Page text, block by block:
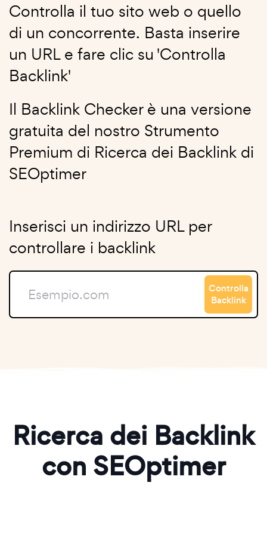
Controlla il tuo sito web o quello
di un concorrente. Basta inserire
un URL e fare clic su 'Controlla
Backlink'
Il Backlink Checker è una versione
gratuita del nostro Strumento
Premium di Ricerca dei Backlink di
SEOptimer
Inserisci un indirizzo URL per
controllare i backlink
Controlla
Backlink
Ricerca dei Backlink
con SEOptimer